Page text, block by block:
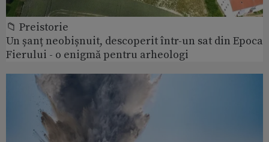
📁 Preistorie
Un șanț neobișnuit, descoperit într-un sat din Epoca
Fierului - o enigmă pentru arheologi